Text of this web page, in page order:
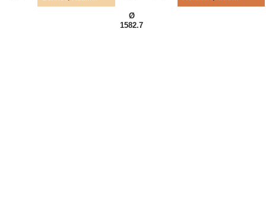
Ø
1582.7